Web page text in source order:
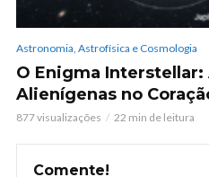
Astronomia, Astrofísica e Cosmologia
O Enigma Interstellar:
Alienígenas no
877 visualizações 22 min de leitura
Comente!